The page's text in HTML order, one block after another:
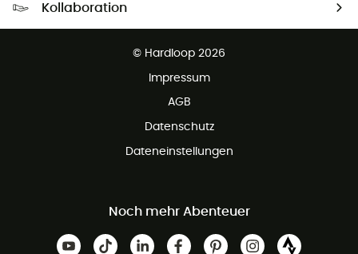
Kollaboration
© Hardloop 2026
Impressum
AGB
Datenschutz
Dateneinstellungen
Noch mehr Abenteuer